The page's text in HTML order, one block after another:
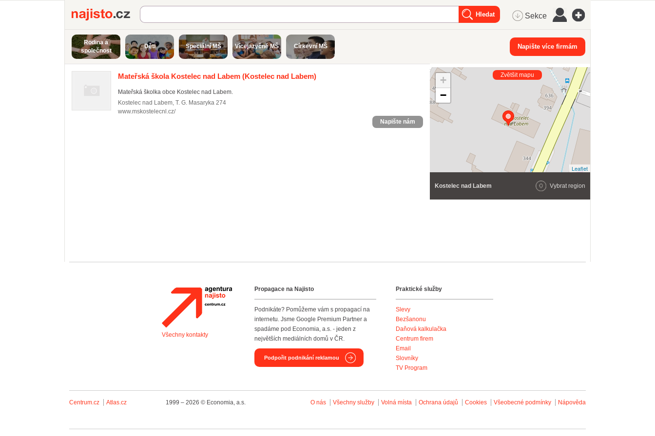
Najisto.cz Sekce
Rodina a
společnost
Děti Speciální MŠ Vícejazyčné MŠ Církevní MŠ Napište více firmám
Mateřská škola Kostelec nad Labem (Kostelec nad Labem)
Mateřská školka obce Kostelec nad Labem.
Kostelec nad Labem, T. G. Masaryka 274
www.mskostelecnl.cz/
Napište nám
+
−
Leaflet
Zvětšit mapu
Kostelec nad Labem Vybrat region
Agentura Najisto
Všechny kontakty
Propagace na Najisto
Podnikáte? Pomůžeme vám s propagací na
internetu. Jsme Google Premium Partner a
spadáme pod Economia, a.s. - jeden z
největších mediálních domů v ČR.
Podpořit podnikání reklamou
Praktické služby
Slevy
Bezšanonu
Daňová kalkulačka
Centrum firem
Email
Slovníky
TV Program
Centrum.cz Atlas.cz 1999 – 2026 © Economia, a.s. O nás Všechny služby Volná místa Ochrana údajů Cookies Všeobecné podmínky Nápověda